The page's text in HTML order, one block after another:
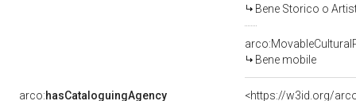
Bene Storico o
Bene mobile
arco:hasCataloguingAgency <https://w3id.org/